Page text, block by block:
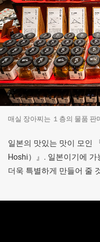
매실 장아찌는 １층의 물품 판
일본의 맛있는 맛이 모인
Hoshi）』. 일본이기에
더욱 특별하게 만들어 줄